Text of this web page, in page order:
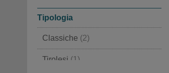
Tipologia
Classiche (2)
Tirolesi (1)